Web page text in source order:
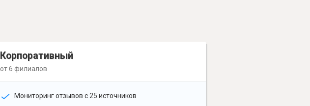
Корпоративный
от 6 филиалов
Мониторинг отзывов с 25 источников